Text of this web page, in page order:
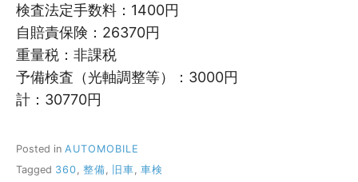
検査法定手数料：1400円
自賠責保険：26370円
重量税：非課税
予備検査（光軸調整等）：3000円
計：30770円
Posted in AUTOMOBILE
Tagged 360, 整備, 旧車, 車検